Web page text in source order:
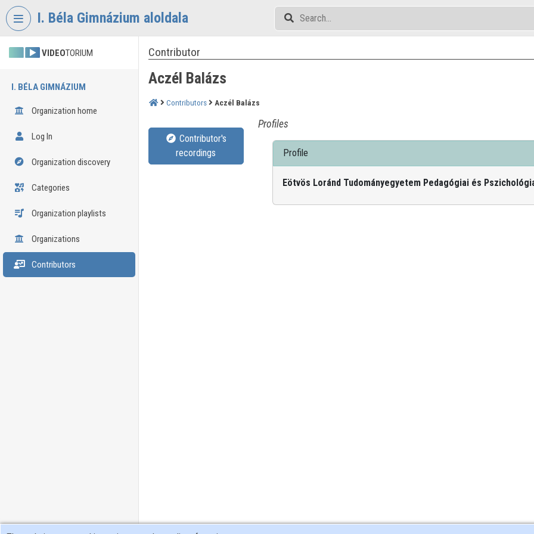
Skip header
I. Béla Gimnázium aloldala
VIDEOTORIUM
I. BÉLA GIMNÁZIUM
Organization home
Log In
Organization discovery
Categories
Organization playlists
Organizations
Contributors
Contributor
Aczél Balázs
Contributors Aczél Balázs
Contributor's
recordings
Profiles
Profile
Eötvös Loránd Tudományegyetem Pedagógiai és